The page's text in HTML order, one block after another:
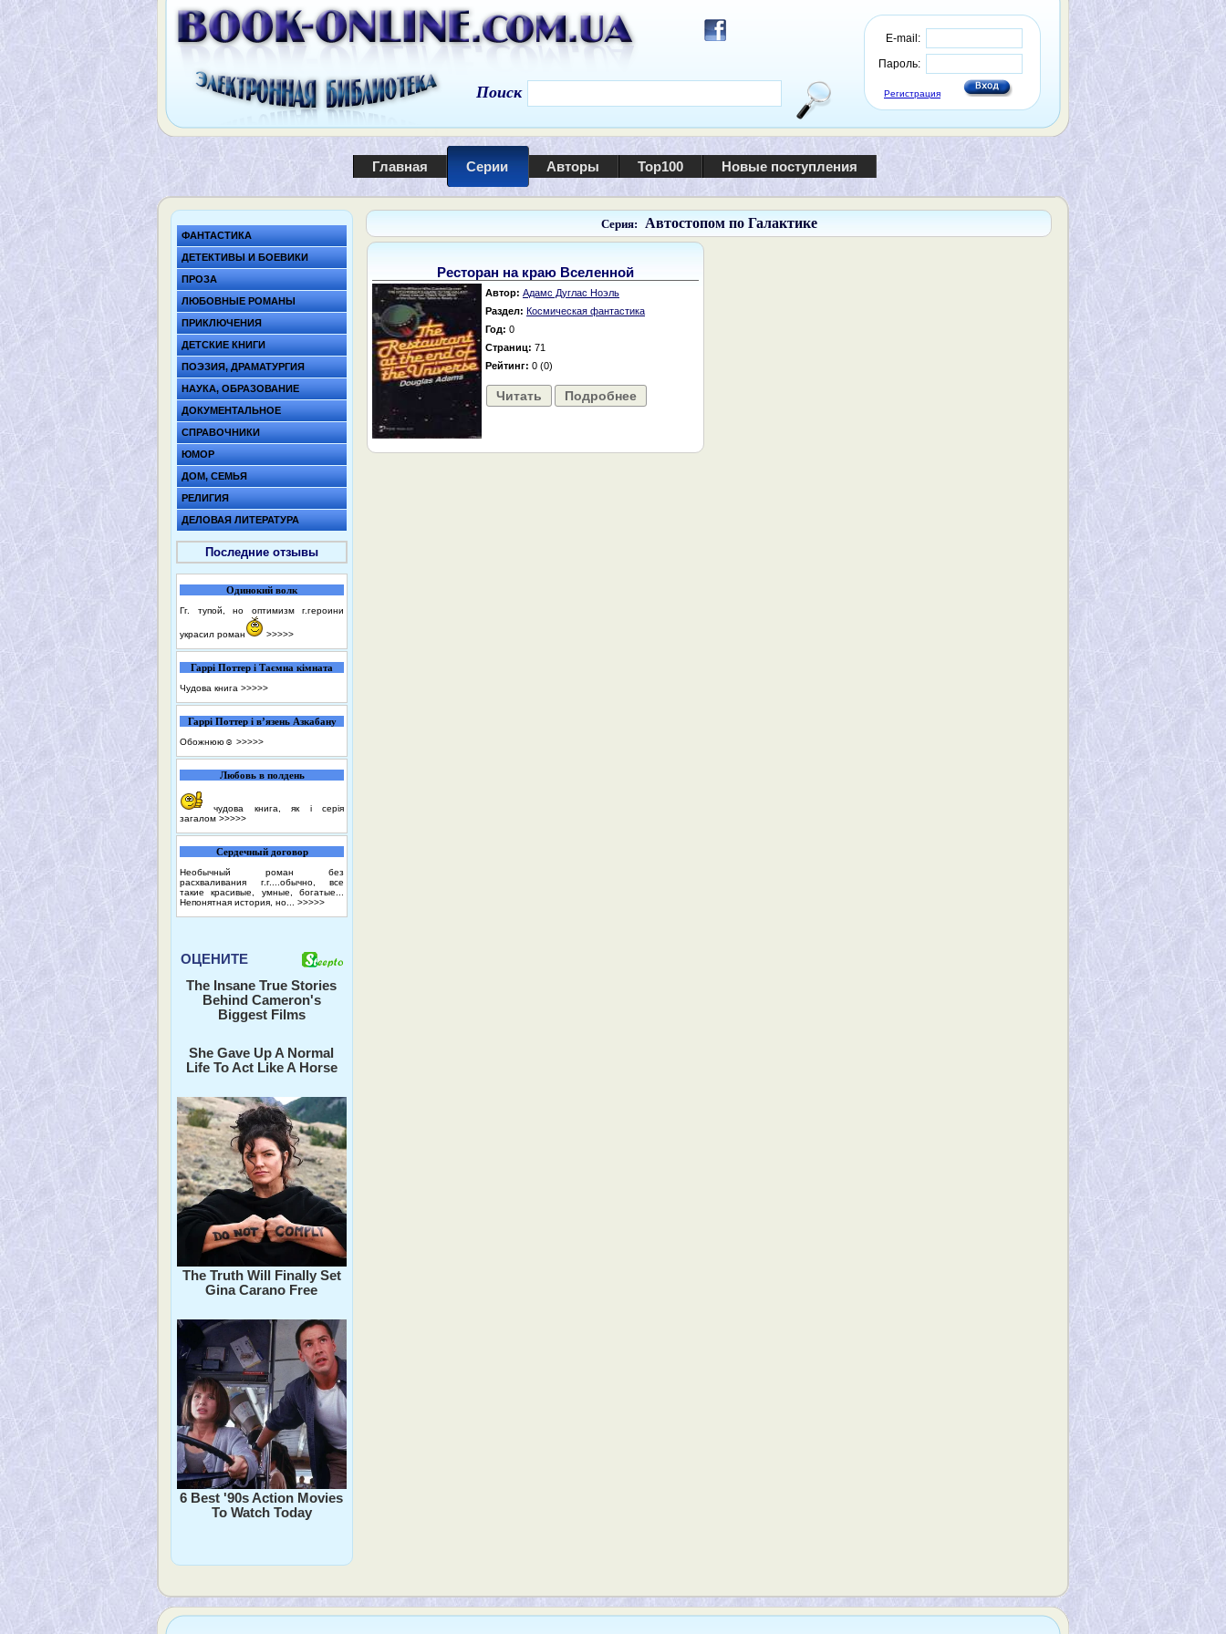
E-mail:
Пароль:
Регистрация
Поиск
Главная Серии Авторы Top100 Новые поступления
ФАНТАСТИКА
ДЕТЕКТИВЫ И БОЕВИКИ
ПРОЗА
ЛЮБОВНЫЕ РОМАНЫ
ПРИКЛЮЧЕНИЯ
ДЕТСКИЕ КНИГИ
ПОЭЗИЯ, ДРАМАТУРГИЯ
НАУКА, ОБРАЗОВАНИЕ
ДОКУМЕНТАЛЬНОЕ
СПРАВОЧНИКИ
ЮМОР
ДОМ, СЕМЬЯ
РЕЛИГИЯ
ДЕЛОВАЯ ЛИТЕРАТУРА
Последние отзывы
Одинокий волк
Гг. тупой, но оптимизм г.героини
украсил роман >>>>>
Гаррі Поттер і Таємна кімната
Чудова книга >>>>>
Гаррі Поттер і в’язень Азкабану
Обожнюю☺️ >>>>>
Любовь в полдень
чудова книга, як і серія
загалом >>>>>
Сердечный договор
Необычный роман без
расхваливания г.г....обычно, все
такие красивые, умные, богатые...
Непонятная история, но... >>>>>
ОЦЕНИТЕ
The Insane True Stories
Behind Cameron's
Biggest Films
She Gave Up A Normal
Life To Act Like A Horse
The Truth Will Finally Set
Gina Carano Free
6 Best '90s Action Movies
To Watch Today
Серия: Автостопом по Галактике
Ресторан на краю Вселенной
Автор: Адамс Дуглас Ноэль
Раздел: Космическая фантастика
Год: 0
Страниц: 71
Рейтинг: 0 (0)
Читать Подробнее